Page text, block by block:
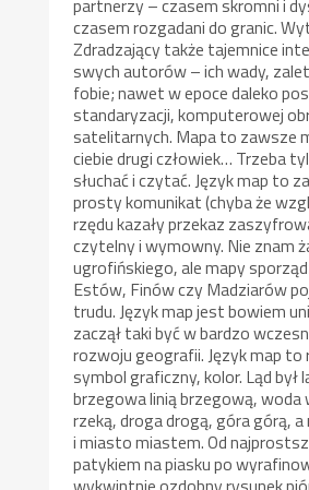
partnerzy – czasem skromni i
czasem rozgadani do granic.
Zdradzający także tajemnice
swych autorów – ich wady,
fobie; nawet w epoce daleko
standaryzacji, komputerowej
satelitarnych. Mapa to zawsze
ciebie drugi człowiek… Trzeba
słuchać i czytać. Język map to
prosty komunikat (chyba że
rzędu kazały przekaz
czytelny i wymowny. Nie znam
ugrofińskiego, ale mapy
Estów, Finów czy Madziarów
trudu. Język map jest bowiem
zaczął taki być w bardzo
rozwoju geografii. Język map to
symbol graficzny, kolor. Ląd był
brzegowa linią brzegową, woda
rzeką, droga drogą, góra górą,
i miasto miastem. Od
patykiem na piasku po